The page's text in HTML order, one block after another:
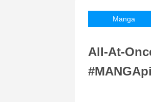
Manga
All-At-